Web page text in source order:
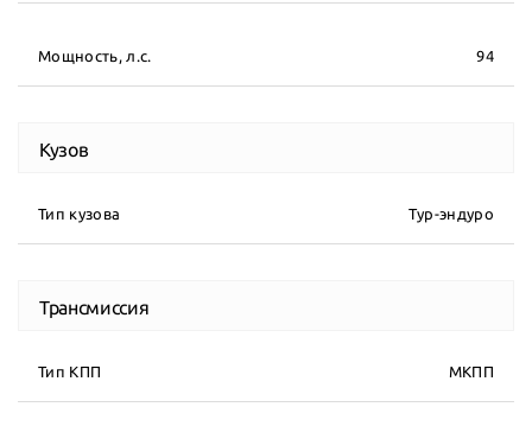
Мощность, л.с. 94
Кузов
Тип кузова Тур-эндуро
Трансмиссия
Тип КПП МКПП